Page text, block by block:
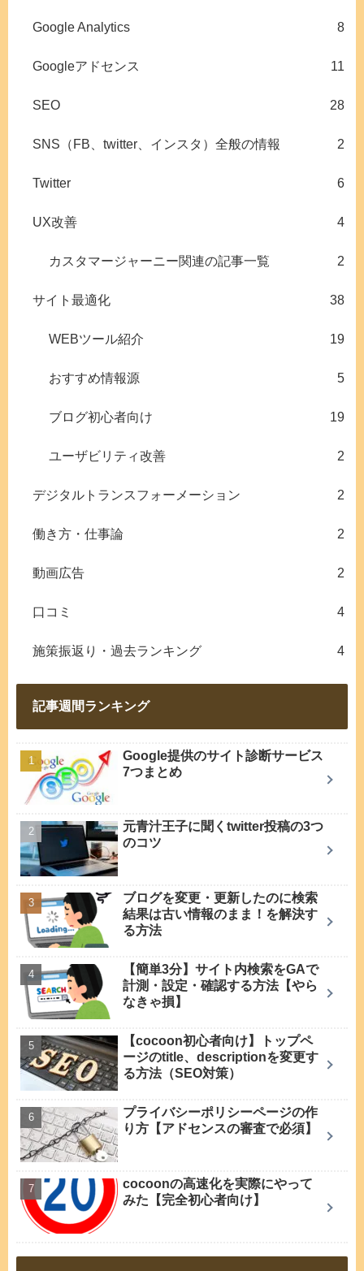
Google Analytics 8
Googleアドセンス 11
SEO 28
SNS（FB、twitter、インスタ）全般の情報 2
Twitter 6
UX改善 4
カスタマージャーニー関連の記事一覧 2
サイト最適化 38
WEBツール紹介 19
おすすめ情報源 5
ブログ初心者向け 19
ユーザビリティ改善 2
デジタルトランスフォーメーション 2
働き方・仕事論 2
動画広告 2
口コミ 4
施策振返り・過去ランキング 4
記事週間ランキング
Google提供のサイト診断サービス
7つまとめ
元青汁王子に聞くtwitter投稿の3つ
のコツ
ブログを変更・更新したのに検索
結果は古い情報のまま！を解決す
る方法
【簡単3分】サイト内検索をGAで
計測・設定・確認する方法【やら
なきゃ損】
【cocoon初心者向け】トップペ
ージのtitle、descriptionを変更す
る方法（SEO対策）
プライバシーポリシーページの作
り方【アドセンスの審査で必須】
cocoonの高速化を実際にやって
みた【完全初心者向け】